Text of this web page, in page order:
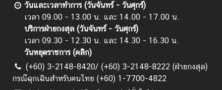
ย
(
B
I
C
)
วันและเวลาทำการ (วันจันทร์ - วันศุกร์)
เวลา 09.00 - 13.00 น. และ 14.00 - 17.00 น.
บริการฝ่ายกงสุล (วันจันทร์ - วันศุกร์)
เวลา 09.30 - 12.30 น. และ 14.30 - 16.30 น.
วันหยุดราชการ (คลิก)
(+60) 3-2148-8420/ (+60) 3-2148-8222 (ฝ่ายกงสุล)
กรณีฉุกเฉินสำหรับคนไทย (+60) 1-7700-4822